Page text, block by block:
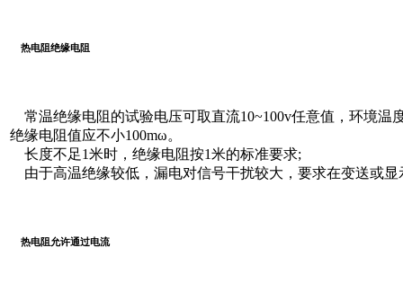
热电阻绝缘电阻
常温绝缘电阻的试验电压可取直流10~100v任意值，环境温
绝缘电阻值应不小100mω。
长度不足1米时，绝缘电阻按1米的标准要求;
由于高温绝缘较低，漏电对信号干扰较大，要求在变送或
热电阻允许通过电流